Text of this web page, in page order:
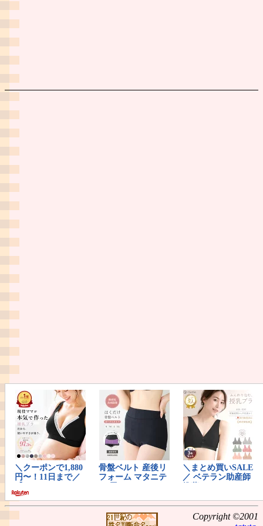
Copyright ©2001